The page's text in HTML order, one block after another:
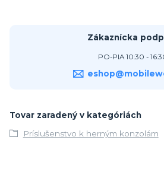
Zákaznícka
PO-PIA 10:30 -
Tovar zaradený v kategóriách
Príslušenstvo k herným konzolám